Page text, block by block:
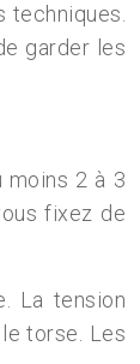
garder les
moins 2 à 3
fixez de
La tension
torse. Les